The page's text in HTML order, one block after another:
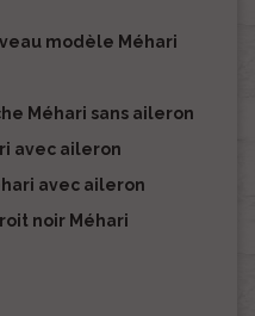
modèle Méhari
Méhari sans aileron
avec aileron
avec aileron
noir Méhari